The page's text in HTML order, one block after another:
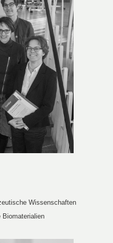
Wissenschaften
Biomaterialien